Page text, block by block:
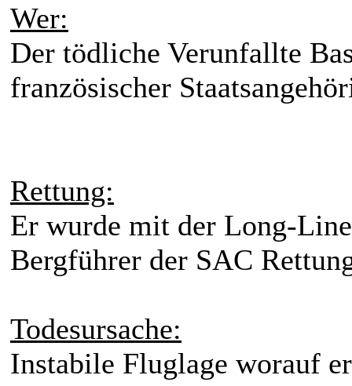
Wer:
Der tödliche Verunfallte
französischer
Rettung:
Er wurde mit der Long-
Bergführer der SAC
Todesursache:
Instabile Fluglage worauf